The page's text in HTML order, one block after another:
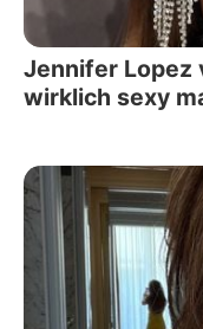
Jennifer Lopez
wirklich sexy